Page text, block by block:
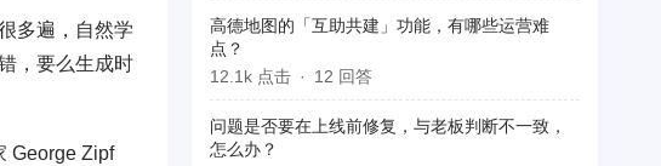
多遍，自然学
，要么生成时
George Zipf
高德地图的「互助共建」功能，有哪些运营难
点？
12.1k 点击
12 回答
问题是否要在上线前修复，与老板判断不一致，
怎么办？